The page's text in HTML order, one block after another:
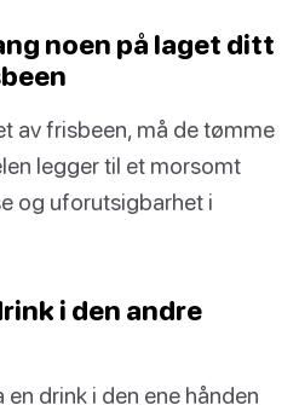
noen på laget ditt
av frisbeen, må de tømme
legger til et morsomt
og uforutsigbarhet i
i den andre
drink i den ene hånden